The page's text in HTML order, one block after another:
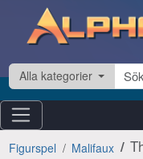
Hoppa till innehåll
Alla kategorier
Figurspel Malifaux